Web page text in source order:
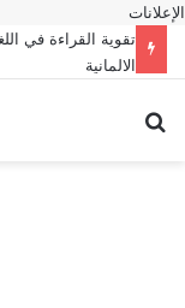
الإعلانات
تقوية القراءة في
الالمانية